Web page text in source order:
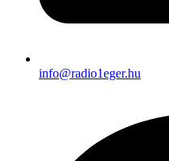
info@radio1eger.hu